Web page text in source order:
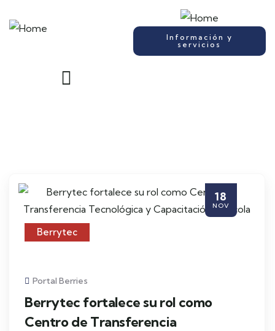
Información y
servicios
18
NOV
Berrytec
Portal Berries
Berrytec fortalece su rol como
Centro de Transferencia